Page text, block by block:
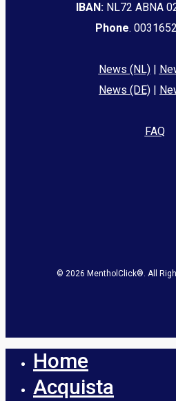
IBAN: NL72 ABNA
Phone.
News (NL)|
News (DE)
FAQ
© 2026 MentholClick®. All
Home
Acquista